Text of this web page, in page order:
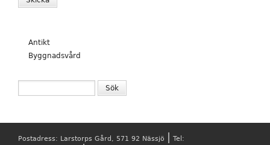
Antikt
Byggnadsvård
Postadress: Larstorps Gård, 571 92 Nässjö | Tel: